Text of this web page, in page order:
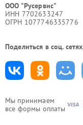
Мы принимаем
все формы оплаты
ООО "Русервис"
ИНН 7702633247
ОГРН 1077746335776
Поделиться в соц.